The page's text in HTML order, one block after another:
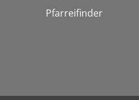
Pfarreifinder